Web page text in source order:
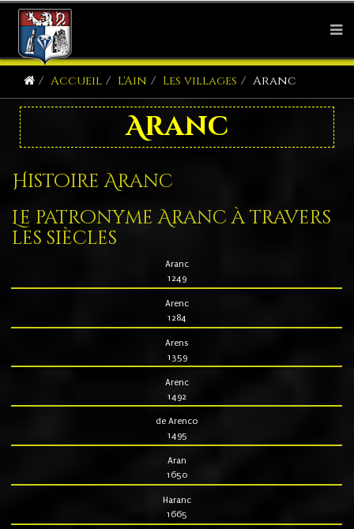
Accueil L'Ain Les villages Aranc
Aranc
Histoire Aranc
Le patronyme Aranc à travers
les siècles
Aranc
1249
Arenc
1284
Arens
1359
Arenc
1492
de Arenco
1495
Aran
1650
Haranc
1665